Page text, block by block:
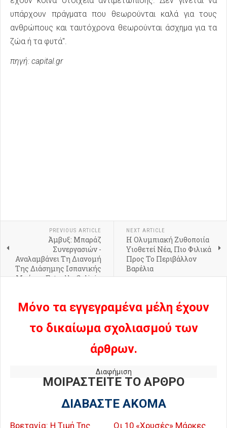
υπάρχουν πράγματα που θεωρούνται καλά για τους
ανθρώπους και ταυτόχρονα θεωρούνται άσχημα για τα
ζώα ή τα φυτά".
πηγή: capital.gr
PREVIOUS ARTICLE
Άμβυξ: Μπαράζ
Συνεργασιών -
Αναλαμβάνει Τη Διανομή
Της Διάσημης Ισπανικής
Μπύρας Estrella Galicia
NEXT ARTICLE
Η Ολυμπιακή Ζυθοποιία
Υιοθετεί Νέα, Πιο Φιλικά
Προς Το Περιβάλλον
Βαρέλια
Μόνο τα εγγεγραμένα μέλη έχουν
το δικαίωμα σχολιασμού των
άρθρων.
Διαφήμιση
ΜΟΙΡΑΣΤΕΙΤΕ ΤΟ ΑΡΘΡΟ
ΔΙΑΒΑΣΤΕ ΑΚΟΜΑ
Βρετανία: Η Τιμή Της
Οι 10 «Χρυσές» Μάρκες